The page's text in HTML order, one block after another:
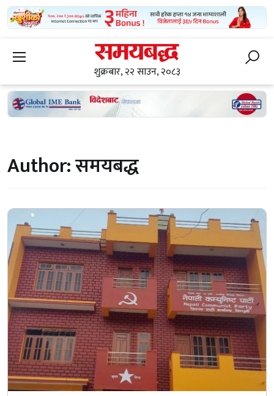
शुक्रबार, २२ साउन, २०८३
Author:समयबद्ध